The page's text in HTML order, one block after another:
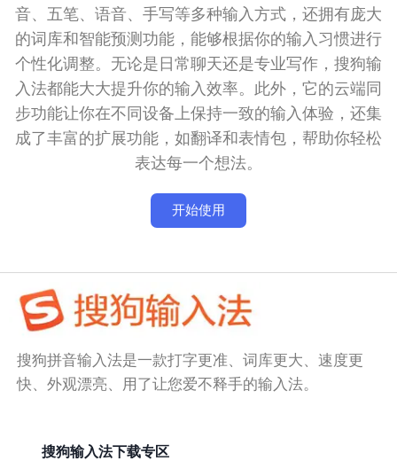
音、五笔、语音、手写等多种输入方式，还拥有庞大
的词库和智能预测功能，能够根据你的输入习惯进行
个性化调整。无论是日常聊天还是专业写作，搜狗输
入法都能大大提升你的输入效率。此外，它的云端同
步功能让你在不同设备上保持一致的输入体验，还集
成了丰富的扩展功能，如翻译和表情包，帮助你轻松
表达每一个想法。
开始使用
搜狗拼音输入法是一款打字更准、词库更大、速度更
快、外观漂亮、用了让您爱不释手的输入法。
搜狗输入法下载专区